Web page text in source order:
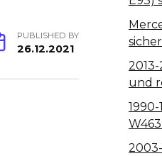
PUBLISHED BY
26.12.2021
und